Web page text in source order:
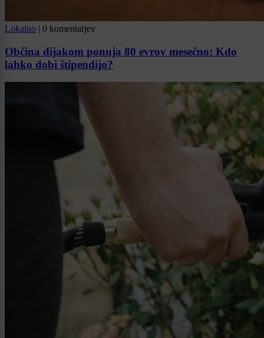
Lokalno | 0 komentarjev
Občina dijakom ponuja 80 evrov mesečno: Kdo
lahko dobi štipendijo?